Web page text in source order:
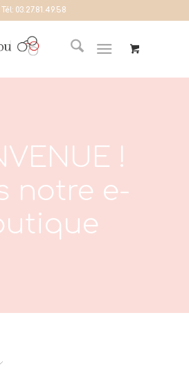
Tél: 03.27.81.49.58
!
notre e-